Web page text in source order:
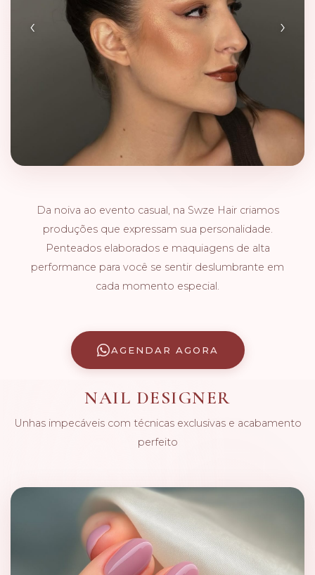
‹ ›
Da noiva ao evento casual, na Swze Hair criamos
produções que expressam sua personalidade.
Penteados elaborados e maquiagens de alta
performance para você se sentir deslumbrante em
cada momento especial.
AGENDAR AGORA
NAIL DESIGNER
Unhas impecáveis com técnicas exclusivas e acabamento
perfeito